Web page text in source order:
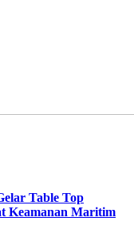
Table Top
Keamanan Maritim